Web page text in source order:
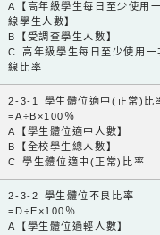
A【高年級學生每日至少使用
線學生人數】
B【受調查學生人數】
C 高年級學生每日至少使用一
線比率
2-3-1 學生體位適中(正常)比
=A÷B×100％
A【學生體位適中人數】
B【全校學生總人數】
C 學生體位適中(正常)比率
2-3-2 學生體位不良比率
=D÷E×100％
A【學生體位過輕人數】